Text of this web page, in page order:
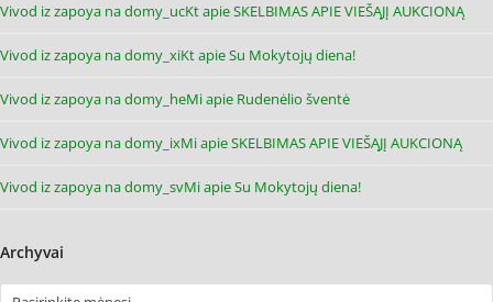
Vivod iz zapoya na domy_ucKtapieSKELBIMAS APIE VIEŠĄJĮ AUKCIONĄ
Vivod iz zapoya na domy_xiKtapieSu Mokytojų diena!
Vivod iz zapoya na domy_heMiapie Rudenėlio šventė
Vivod iz zapoya na domy_ixMiapieSKELBIMAS APIE VIEŠĄJĮ AUKCIONĄ
Vivod iz zapoya na domy_svMiapieSu Mokytojų diena!
Archyvai
Archyvai